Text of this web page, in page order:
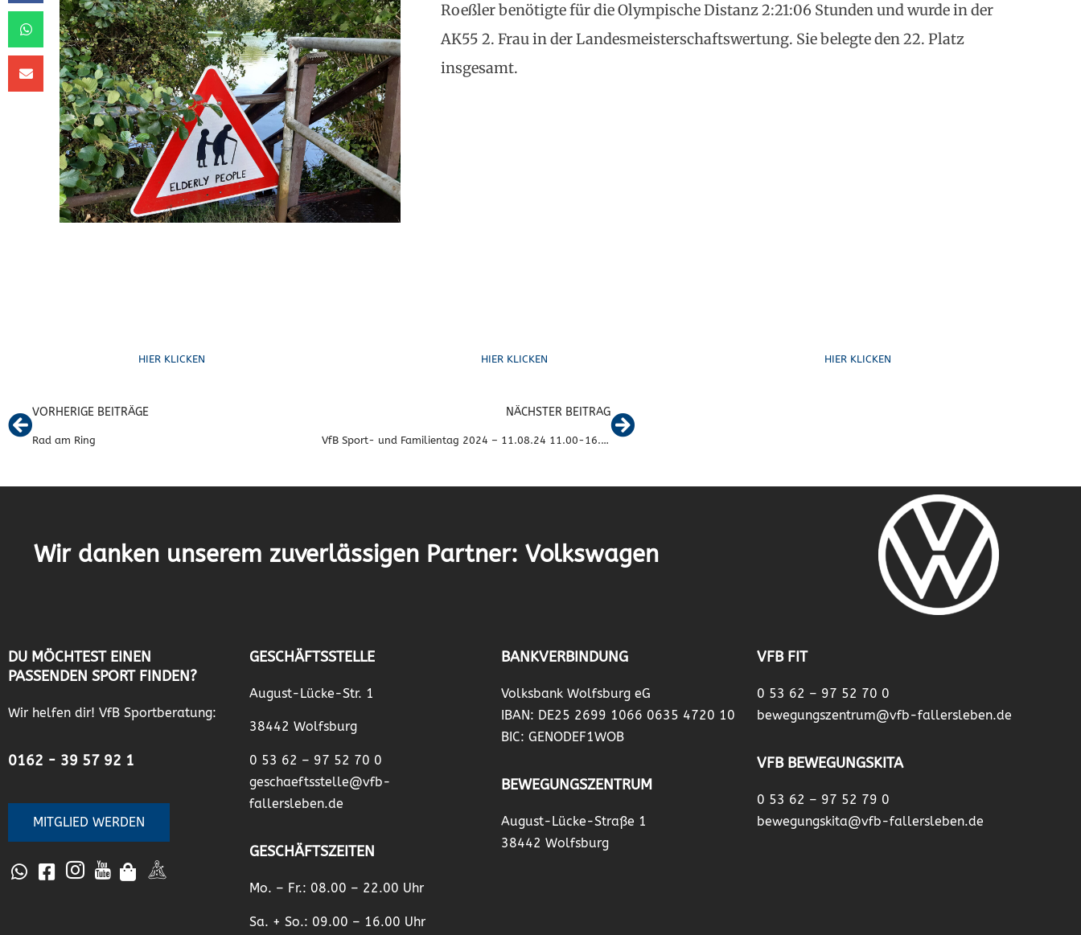
Roeßler benötigte für die Olympische Distanz 2:21:06 Stunden und wurde in der
AK55 2. Frau in der Landesmeisterschaftswertung. Sie belegte den 22. Platz
insgesamt.
HIER KLICKEN HIER KLICKEN HIER KLICKEN
VORHERIGE BEITRÄGE
Rad am Ring
NÄCHSTER BEITRAG
VfB Sport- und Familientag 2024 – 11.08.24 11.00-16.00 Uhr
Wir danken unserem zuverlässigen Partner: Volkswagen
DU MÖCHTEST EINEN
PASSENDEN SPORT FINDEN?
Wir helfen dir! VfB Sportberatung:
0162 - 39 57 92 1
MITGLIED WERDEN
GESCHÄFTSSTELLE
August-Lücke-Str. 1
38442 Wolfsburg
0 53 62 – 97 52 70 0
geschaeftsstelle@vfb-
fallersleben.de
GESCHÄFTSZEITEN
Mo. – Fr.: 08.00 – 22.00 Uhr
Sa. + So.: 09.00 – 16.00 Uhr
BANKVERBINDUNG
Volksbank Wolfsburg eG
IBAN: DE25 2699 1066 0635 4720 10
BIC: GENODEF1WOB
BEWEGUNGSZENTRUM
August-Lücke-Straße 1
38442 Wolfsburg
VFB FIT
0 53 62 – 97 52 70 0
bewegungszentrum@vfb-fallersleben.de
VFB BEWEGUNGSKITA
0 53 62 – 97 52 79 0
bewegungskita@vfb-fallersleben.de